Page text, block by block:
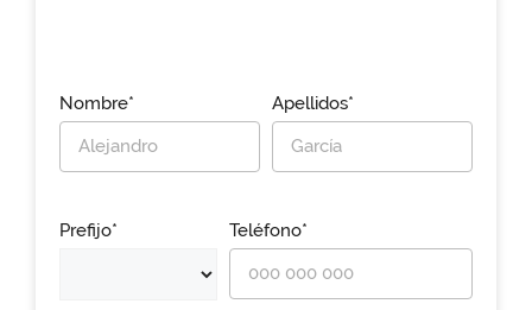
Nombre* Apellidos*
Prefijo* Teléfono*